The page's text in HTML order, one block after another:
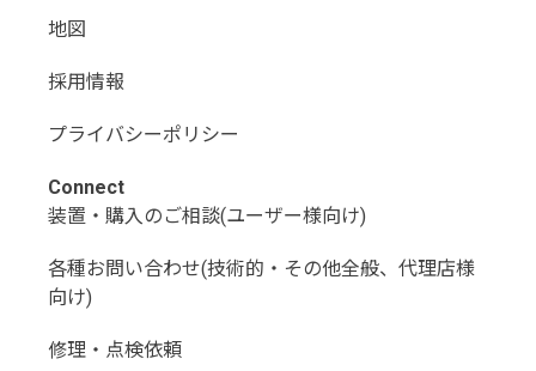
地図
採用情報
プライバシーポリシー
Connect
装置・購入のご相談(ユーザー様向け)
各種お問い合わせ(技術的・その他全般、代理店様
向け)
修理・点検依頼